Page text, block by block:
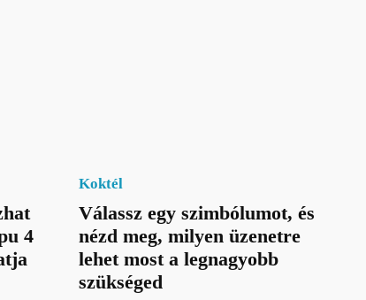
4
Koktél
Válassz egy szimbólumot, és
nézd meg, milyen üzenetre
lehet most a legnagyobb
szükséged